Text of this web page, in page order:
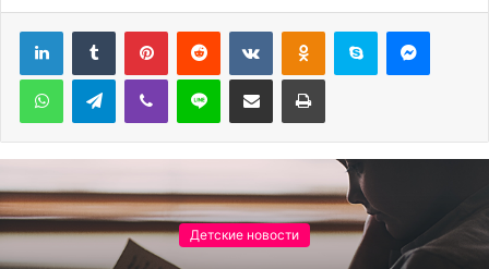
PinterestReddit ВконтактеОдноклассники
Skype
WhatsAppTelegramViber Line Поделиться через электронную почту Печатать
Детские новости